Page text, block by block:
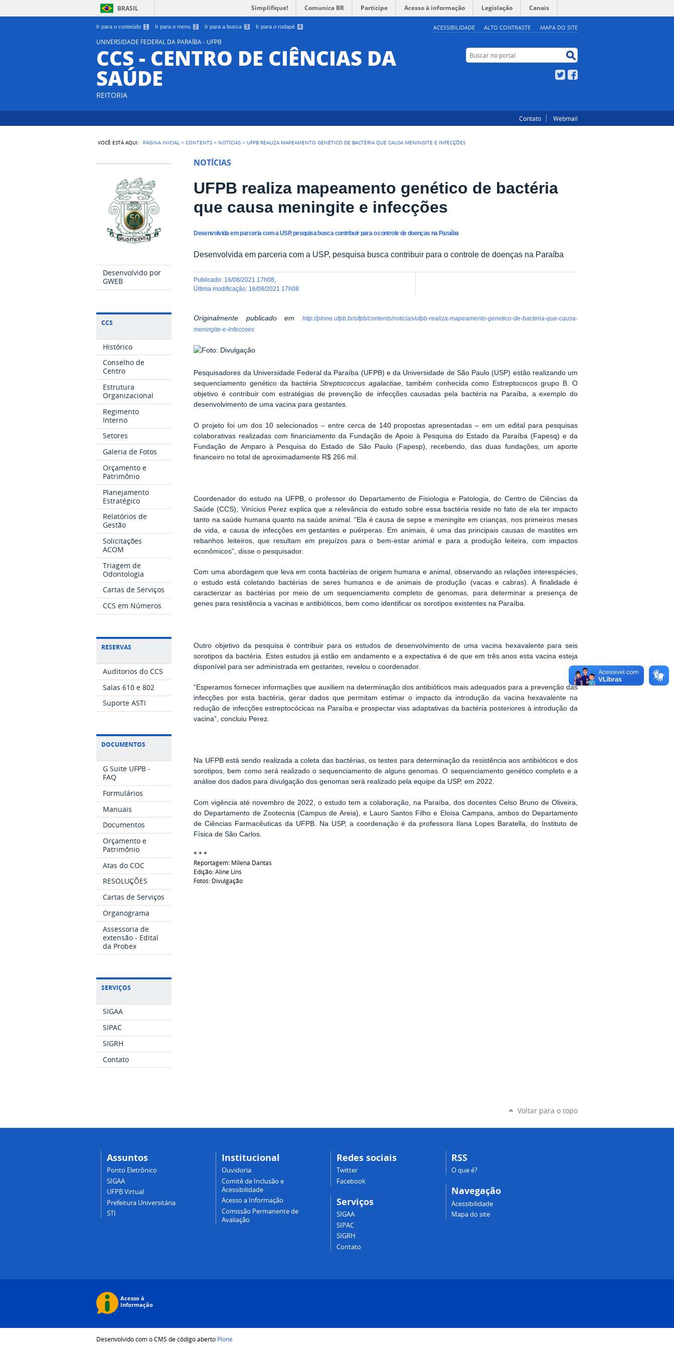
Ir para o conteúdo 1 Ir para o menu 2 Ir para a busca 3 Ir para o rodapé 4 ACESSIBILIDADE ALTO CONTRASTE MAPA DO SITE
BRASIL Simplifique! Comunica BR Participe Acesso à informação Legislação Canais
UNIVERSIDADE FEDERAL DA PARAÍBA - UFPB
CCS - CENTRO DE CIÊNCIAS DA
SAÚDE
REITORIA
Buscar no portal
Twitter
Contato Webmail
VOCÊ ESTÁ AQUI: PÁGINA INICIAL >CONTENTS > NOTÍCIAS > UFPB REALIZA MAPEAMENTO GENÉTICO DE BACTÉRIA QUE CAUSA MENINGITE E INFECÇÕES
Desenvolvido por
GWEB
CCS
Histórico
Conselho de
Centro
Estrutura
Organizacional
Regimento
Interno
Setores
Galeria de Fotos
Orçamento e
Patrimônio
Planejamento
Estratégico
Relatórios de
Gestão
Solicitações
ACOM
Triagem de
Odontologia
Cartas de Serviços
CCS em Números
RESERVAS
Auditorios do CCS
Salas 610 e 802
Suporte ASTI
DOCUMENTOS
G Suite UFPB -
FAQ
Formulários
Manuais
Documentos
Orçamento e
Patrimônio
Atas do COC
RESOLUÇÕES
Cartas de Serviços
Organograma
Assessoria de
extensão - Edital
da Probex
SERVIÇOS
SIGAA
SIPAC
SIGRH
Contato
NOTÍCIAS
UFPB realiza mapeamento genético de bactéria
que causa meningite e infecções
Desenvolvida em parceria com a USP, pesquisa busca contribuir para o controle de doenças na Paraíba
Desenvolvida em parceria com a USP, pesquisa busca contribuir para o controle de doenças na Paraíba
publicado: 16/08/2021 17h08
última modificação: 16/08/2021 17h08
Originalmente publicado em http://plone.ufpb.br/ufpb/contents/noticias/ufpb-realiza-mapeamento-genetico-de-bacteria-que-causa-
meningite-e-infeccoes
Pesquisadores da Universidade Federal da Paraíba (UFPB) e da Universidade de São Paulo (USP) estão realizando um
sequenciamento genético da bactériaStreptococcus agalactiae, também conhecida como Estreptococos grupo B. O
objetivo é contribuir com estratégias de prevenção de infecções causadas pela bactéria na Paraíba, a exemplo do
desenvolvimento de uma vacina para gestantes.
O projeto foi um dos 10 selecionados – entre cerca de 140 propostas apresentadas – em um edital para pesquisas
colaborativas realizadas com financiamento da Fundação de Apoio à Pesquisa do Estado da Paraíba (Fapesq) e da
Fundação de Amparo à Pesquisa do Estado de São Paulo (Fapesp), recebendo, das duas fundações, um aporte
financeiro no total de aproximadamente R$ 266 mil.
Coordenador do estudo na UFPB, o professor do Departamento de Fisiologia e Patologia, do Centro de Ciências da
Saúde (CCS), Vinícius Perez explica que a relevância do estudo sobre essa bactéria reside no fato de ela ter impacto
tanto na saúde humana quanto na saúde animal. “Ela é causa de sepse e meningite em crianças, nos primeiros meses
de vida, e causa de infecções em gestantes e puérperas. Em animais, é uma das principais causas de mastites em
rebanhos leiteiros, que resultam em prejuízos para o bem-estar animal e para a produção leiteira, com impactos
econômicos”, disse o pesquisador.
Com uma abordagem que leva em conta bactérias de origem humana e animal, observando as relações interespécies,
o estudo está coletando bactérias de seres humanos e de animais de produção (vacas e cabras). A finalidade é
caracterizar as bactérias por meio de um sequenciamento completo de genomas, para determinar a presença de
genes para resistência a vacinas e antibióticos, bem como identificar os sorotipos existentes na Paraíba.
Outro objetivo da pesquisa é contribuir para os estudos de desenvolvimento de uma vacina hexavalente para seis
sorotipos da bactéria. Estes estudos já estão em andamento e a expectativa é de que em três anos esta vacina esteja
disponível para ser administrada em gestantes, revelou o coordenador.
“Esperamos fornecer informações que auxiliem na determinação dos antibióticos mais adequados para a prevenção das
infecções por esta bactéria, gerar dados que permitam estimar o impacto da introdução da vacina hexavalente na
redução de infecções estreptocócicas na Paraíba e prospectar vias adaptativas da bactéria posteriores à introdução da
vacina”, concluiu Perez.
Na UFPB está sendo realizada a coleta das bactérias, os testes para determinação da resistência aos antibióticos e dos
sorotipos, bem como será realizado o sequenciamento de alguns genomas. O sequenciamento genético completo e a
análise dos dados para divulgação dos genomas será realizado pela equipe da USP, em 2022.
Com vigência até novembro de 2022, o estudo tem a colaboração, na Paraíba, dos docentes Celso Bruno de Oliveira,
do Departamento de Zootecnia (Campus de Areia), e Lauro Santos Filho e Eloisa Campana, ambos do Departamento
de Ciências Farmacêuticas da UFPB. Na USP, a coordenação é da professora Ilana Lopes Baratella, do Instituto de
Física de São Carlos.
* * *
Reportagem: Milena Dantas
Edição: Aline Lins
Fotos: Divulgação
Voltar para o topo
Assuntos
Ponto Eletrônico
SIGAA
UFPB Virtual
Prefeitura Universitária
STI
Institucional
Ouvidoria
Comitê de Inclusão e
Acessibilidade
Acesso a Informação
Comissão Permanente de
Avaliação
Redes sociais
Twitter
Facebook
Serviços
SIGAA
SIPAC
SIGRH
Contato
RSS
O que é?
Navegação
Acessibilidade
Mapa do site
Desenvolvido com o CMS de código aberto Plone